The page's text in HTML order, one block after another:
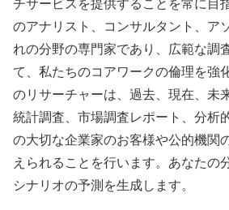
のアナリスト、コンサルタント、ア
れの分野の専門家であり、広範な調
て、私たちのコアワークの倫理を強
のリサーチャーは、過去、現在、未
統計調査、市場調査レポート、分析
の大切な企業家のお客様や公的機関
えられることを行います。あなたの
シナリオの予測を生成します。